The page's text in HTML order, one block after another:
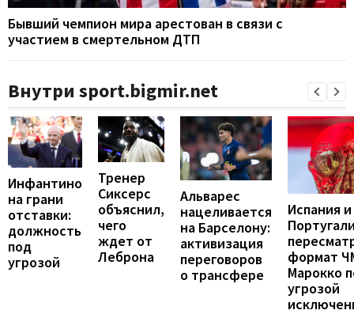
Бывший чемпион мира арестован в связи с
участием в смертельном ДТП
Внутри sport.bigmir.net
Инфантино
на грани
отставки:
должность
под
угрозой
Тренер
Сиксерс
объяснил,
чего
ждет от
Леброна
Альварес
нацеливается
на Барселону:
активизация
переговоров
о трансфере
Испания и
формат
Марокко
угрозой